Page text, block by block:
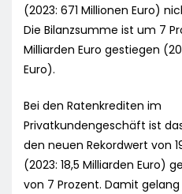
(2023: 671 Millionen Euro)
Die Bilanzsumme ist um 7
Milliarden Euro gestiegen
Euro).
Bei den Ratenkrediten im
Privatkundengeschäft ist
den neuen Rekordwert von
(2023: 18,5 Milliarden Euro)
von 7 Prozent. Damit